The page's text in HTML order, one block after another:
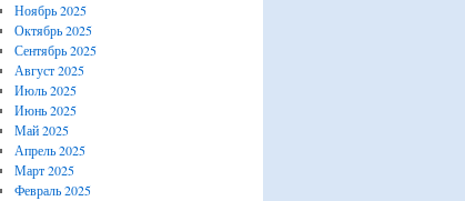
Ноябрь 2025
Октябрь 2025
Сентябрь 2025
Август 2025
Июль 2025
Июнь 2025
Май 2025
Апрель 2025
Март 2025
Февраль 2025